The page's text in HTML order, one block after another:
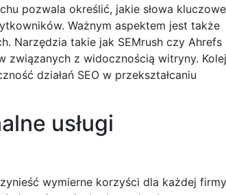
pozwala określić, jakie słowa kluczowe
Ważnym aspektem jest także
Narzędzia takie jak SEMrush czy Ahrefs
z widocznością witryny.
działań SEO w przekształcaniu
usługi
wymierne korzyści dla każdej firmy